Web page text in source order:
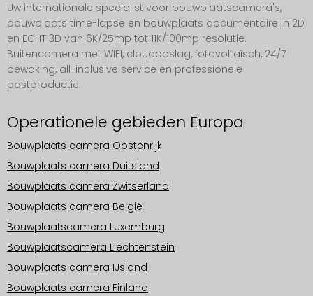
Uw internationale specialist voor bouwplaatscamera's,
bouwplaats time-lapse en bouwplaats documentaire in 2D
en ECHT 3D van 6K/25mp tot 11K/100mp resolutie.
Buitencamera met WIFI, cloudopslag, fotovoltaïsch, 24/7
bewaking, all-inclusive service en professionele
postproductie.
Operationele gebieden Europa
Bouwplaats camera Oostenrijk
Bouwplaats camera Duitsland
Bouwplaats camera Zwitserland
Bouwplaats camera België
Bouwplaatscamera Luxemburg
Bouwplaatscamera Liechtenstein
Bouwplaats camera IJsland
Bouwplaats camera Finland